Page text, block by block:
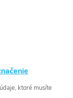
ktoré musíte